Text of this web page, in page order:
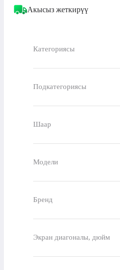
Акысыз жеткирүү
Категориясы
Подкатегориясы
Шаар
Модели
Бренд
Экран диагоналы, дюйм